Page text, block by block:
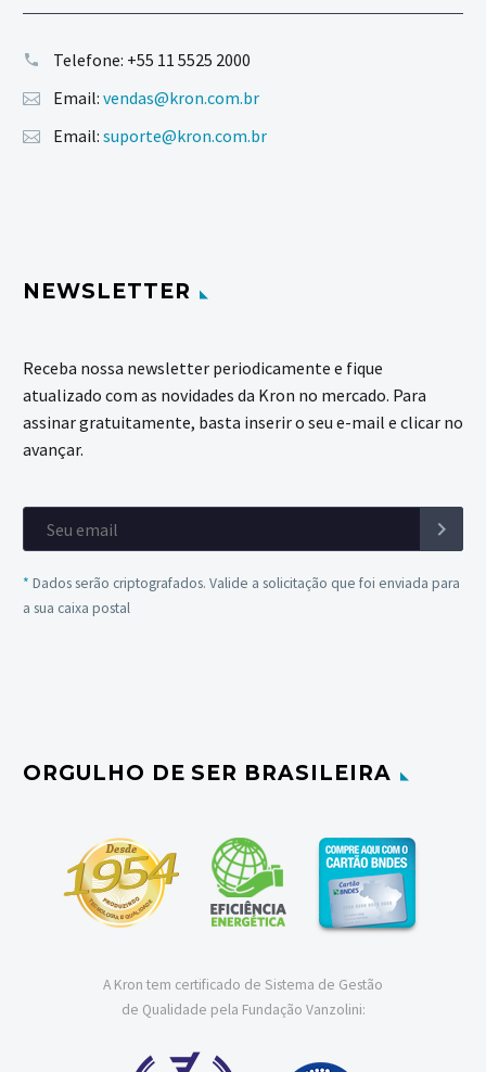
Telefone: +55 11 5525 2000
Email: vendas@kron.com.br
Email: suporte@kron.com.br
NEWSLETTER
Receba nossa newsletter periodicamente e fique
atualizado com as novidades da Kron no mercado. Para
assinar gratuitamente, basta inserir o seu e-mail e clicar no
avançar.
* Dados serão criptografados. Valide a solicitação que foi enviada para
a sua caixa postal
ORGULHO DE SER BRASILEIRA
A Kron tem certificado de Sistema de Gestão
de Qualidade pela Fundação Vanzolini: